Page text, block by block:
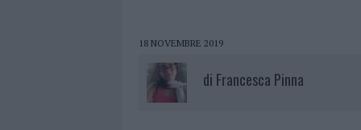
18 NOVEMBRE 2019
di Francesca Pinna